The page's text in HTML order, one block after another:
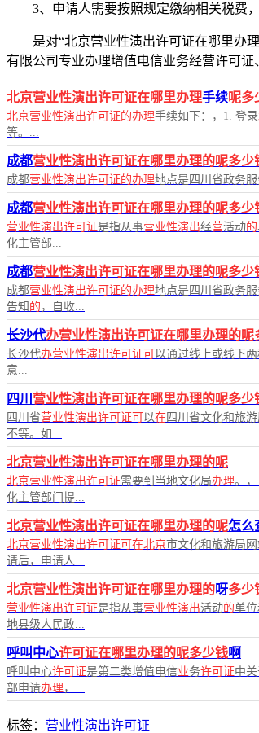
3、申请人需要按照规定缴纳相关税费
是对“北京营业性演出许可证在哪里办
有限公司专业办理增值电信业务经营许可
北京营业性演出许可证在哪里办理手续呢多
北京营业性演出许可证的办理手续如下：，1. 登录
等。...
成都营业性演出许可证在哪里办理的呢多少
成都营业性演出许可证的办理地点是四川省政务
成都营业性演出许可证在哪里办理的呢多少
营业性演出许可证是指从事营业性演出经营活动的
化主管部...
成都营业性演出许可证在哪里办理的呢多少
成都营业性演出许可证的办理地点是四川省政务
告知 的 ，自收...
长沙代办营业性演出许可证在哪里办理的呢
长沙代办营业性演出许可证可 以通过线上或线下
意...
四川 营业性演出许可证在哪里办理的呢多少
四川省营业性演出许可证可 以在四川省文化和旅游
不等。如...
北京营业性演出许可证在哪里办理的呢
北京营业性演出许可证需要到当地文化局办理。
化主管部门提...
北京营业性演出许可证在哪里办理的呢怎么
北京营业性演出许可证可在北京市文化和旅游局网
请后，申请人...
北京营业性演出许可证在哪里办理的呀多少
营业性演出许可证是指从事营业性演出活动的单
地县级人民政...
呼叫中心许可证在哪里办理的呢多少钱啊
呼叫中心许可证是第二类增值电信业务许可证中
部申请办理 ，...
标签： 营业性演出许可证